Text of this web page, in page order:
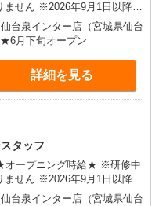
ません ※2026年9月1日以降は
台泉インター店（宮城県仙台
月下旬オープン
詳細を見る
タッフ
ープニング時給★ ※研修中
ません ※2026年9月1日以降は
台泉インター店（宮城県仙台